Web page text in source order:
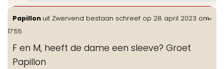
Papillon uit Zwervend bestaan schreef op 28 april 2023 om
17:55
F en M, heeft de dame een sleeve? Groet
Papillon
...